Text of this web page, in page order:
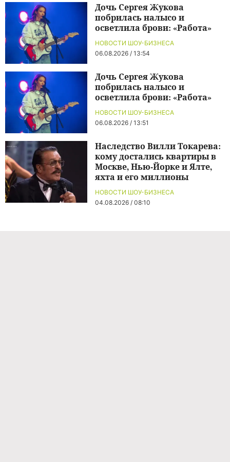
НОВОСТИ ШОУ-БИЗНЕСА
06.08.2026 / 13:54
Дочь Сергея Жукова
побрилась налысо и
осветлила брови: «Работа»
НОВОСТИ ШОУ-БИЗНЕСА
06.08.2026 / 13:51
Дочь Сергея Жукова
побрилась налысо и
осветлила брови: «Работа»
НОВОСТИ ШОУ-БИЗНЕСА
04.08.2026 / 08:10
Наследство Вилли Токарева:
кому достались квартиры в
Москве, Нью-Йорке и Ялте,
яхта и его миллионы